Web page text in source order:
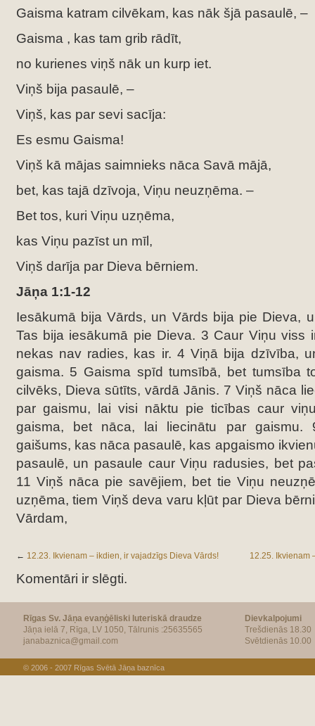
Gaisma katram cilvēkam, kas nāk šjā pasaulē, –
Gaisma , kas tam grib rādīt,
no kurienes viņš nāk un kurp iet.
Viņš bija pasaulē, –
Viņš, kas par sevi sacīja:
Es esmu Gaisma!
Viņš kā mājas saimnieks nāca Savā mājā,
bet, kas tajā dzīvoja, Viņu neuzņēma. –
Bet tos, kuri Viņu uzņēma,
kas Viņu pazīst un mīl,
Viņš darīja par Dieva bērniem.
Jāņa 1:1-12
Iesākumā bija Vārds, un Vārds bija pie Dieva,
Tas bija iesākumā pie Dieva. 3 Caur Viņu viss
nekas nav radies, kas ir. 4 Viņā bija dzīvība,
gaisma. 5 Gaisma spīd tumsībā, bet tumsība
cilvēks, Dieva sūtīts, vārdā Jānis. 7 Viņš nāca
par gaismu, lai visi nāktu pie ticības caur
gaisma, bet nāca, lai liecinātu par gaismu.
gaišums, kas nāca pasaulē, kas apgaismo
pasaulē, un pasaule caur Viņu radusies, bet
11 Viņš nāca pie savējiem, bet tie Viņu
uzņēma, tiem Viņš deva varu kļūt par Dieva
Vārdam,
← 12.23. Ikvienam – ikdien, ir vajadzīgs Dieva Vārds! 12.25. Ikvienam
Komentāri ir slēgti.
Rīgas Sv. Jāņa evaņģēliski luteriskā draudze
Jāņa ielā 7, Rīga, LV 1050, Tālrunis :25635565
janabaznica@gmail.com
Dievkalpojumi
Trešdienās 18.30
Svētdienās 10.00
© 2006 - 2007 Rīgas Svētā Jāņa baznīca